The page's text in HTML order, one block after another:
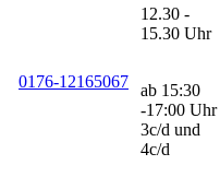
0176-12165067
12.30 -
15.30 Uhr
ab 15:30
-17:00 Uhr
3c/d und
4c/d